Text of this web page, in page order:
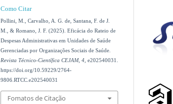
Como Citar
Pollini, M., Carvalho, A. G. de, Santana, F. de J.
M., & Romano, J. F. (2025). Eficácia do Rateio de
Despesas Administrativas em Unidades de Saúde
Gerenciadas por Organizações Sociais de Saúde.
Revista Técnico-Científica CEJAM, 4, e202540031.
https://doi.org/10.59229/2764-
9806.RTCC.e202540031
Fomatos de Citação